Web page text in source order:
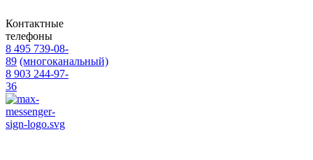
Контактные
телефоны
8 495 739-08-
89 (многоканальный)
8 903 244-97-
36